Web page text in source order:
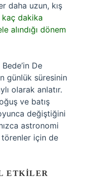
daha uzun, kış
kaç dakika
alındığı dönem
De
günlük süresinin
olarak anlatır.
ve batış
değiştiğini
astronomi
için de
ETKILER